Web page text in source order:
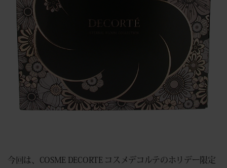
今回は、COSME DECORTE コスメデコルテのホリデー限定